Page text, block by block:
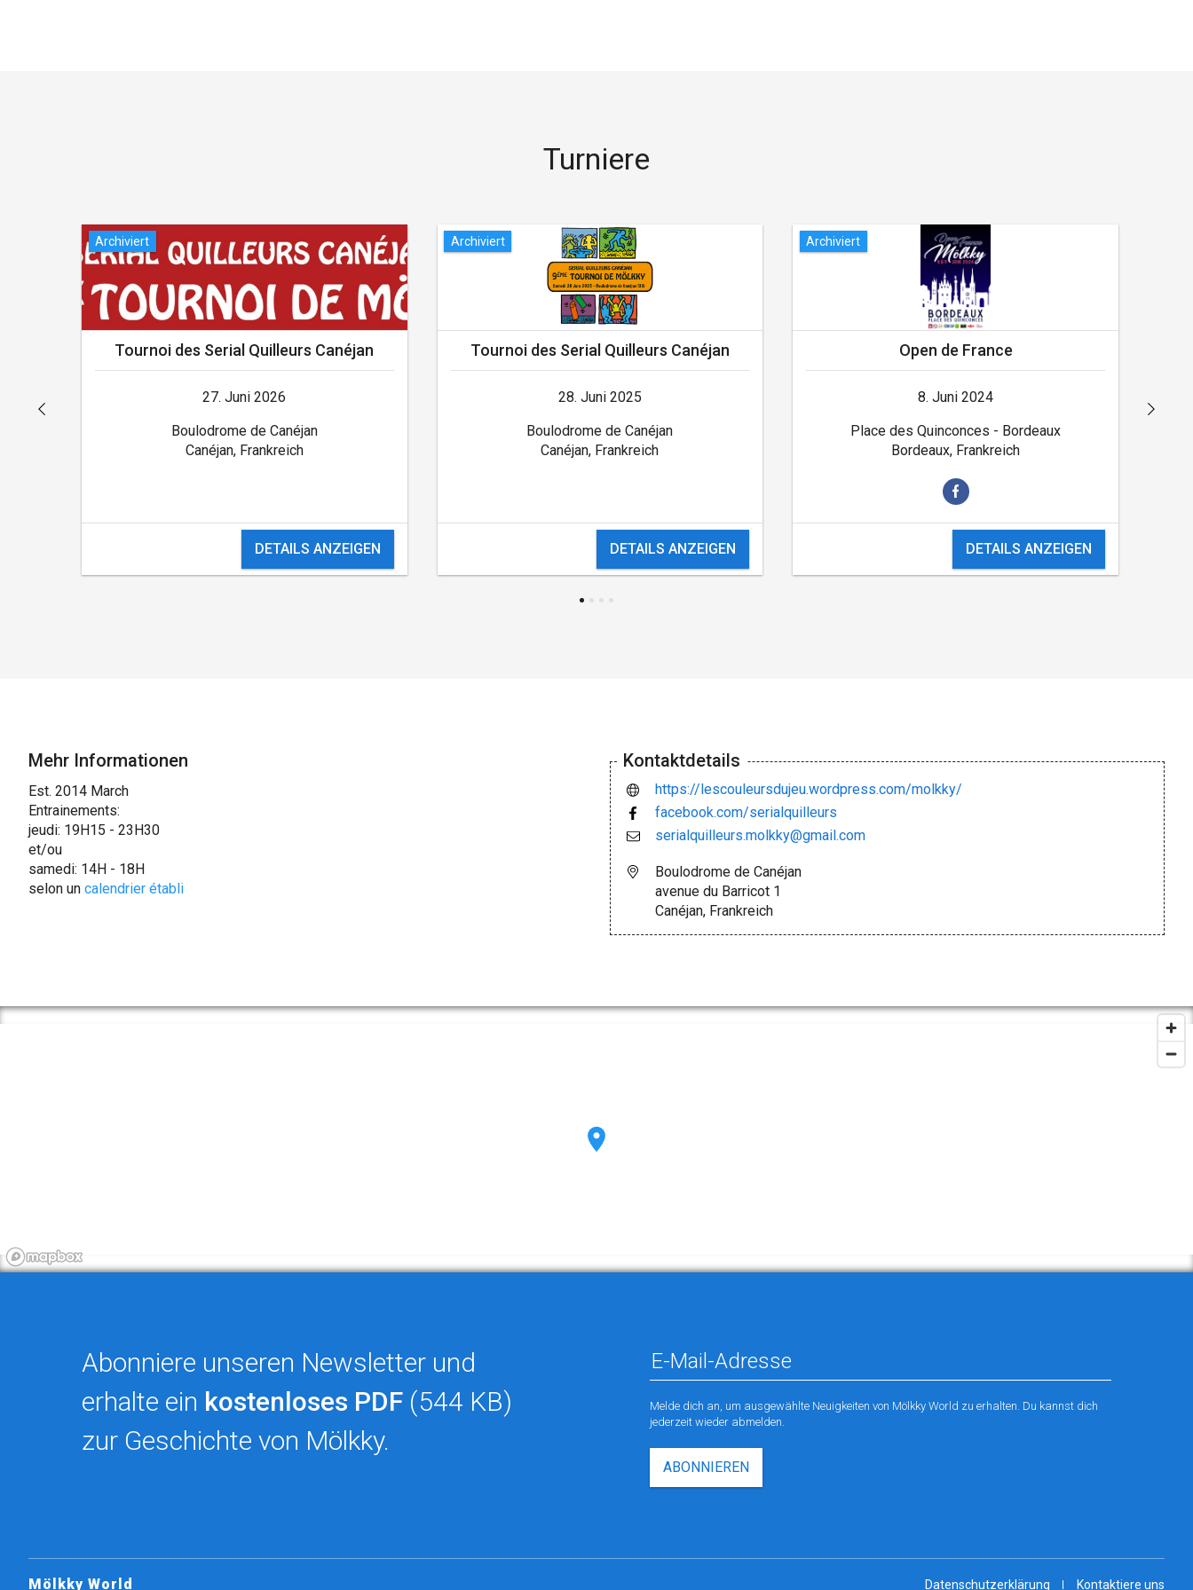
Turniere
Archiviert
Tournoi des Serial Quilleurs Canéjan
27. Juni 2026
Boulodrome de Canéjan
Canéjan, Frankreich
DETAILS ANZEIGEN
Archiviert
Tournoi des Serial Quilleurs Canéjan
28. Juni 2025
Boulodrome de Canéjan
Canéjan, Frankreich
DETAILS ANZEIGEN
Archiviert
Open de France
8. Juni 2024
Place des Quinconces - Bordeaux
Bordeaux, Frankreich
DETAILS ANZEIGEN
Mehr Informationen
Est. 2014 March
Entrainements:
jeudi: 19H15 - 23H30
et/ou
samedi: 14H - 18H
selon un calendrier établi
Kontaktdetails
https://lescouleursdujeu.wordpress.com/molkky/
facebook.com/serialquilleurs
serialquilleurs.molkky@gmail.com
Boulodrome de Canéjan
avenue du Barricot 1
Canéjan, Frankreich
Abonniere unseren Newsletter und
erhalte ein kostenloses PDF (544 KB)
zur Geschichte von Mölkky.
Melde dich an, um ausgewählte Neuigkeiten von Mölkky World zu erhalten. Du kannst dich
jederzeit wieder abmelden.
ABONNIEREN
Mölkky World Kontaktiere uns
Datenschutzerklärung